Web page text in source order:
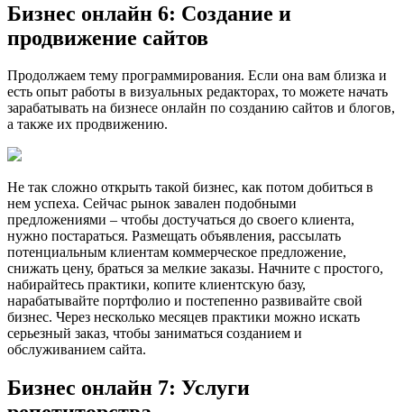
Бизнес онлайн 6: Создание и
продвижение сайтов
Продолжаем тему программирования. Если она вам близка и
есть опыт работы в визуальных редакторах, то можете начать
зарабатывать на бизнесе онлайн по созданию сайтов и блогов,
а также их продвижению.
Не так сложно открыть такой бизнес, как потом добиться в
нем успеха. Сейчас рынок завален подобными
предложениями – чтобы достучаться до своего клиента,
нужно постараться. Размещать объявления, рассылать
потенциальным клиентам коммерческое предложение,
снижать цену, браться за мелкие заказы. Начните с простого,
набирайтесь практики, копите клиентскую базу,
нарабатывайте портфолио и постепенно развивайте свой
бизнес. Через несколько месяцев практики можно искать
серьезный заказ, чтобы заниматься созданием и
обслуживанием сайта.
Бизнес онлайн 7: Услуги